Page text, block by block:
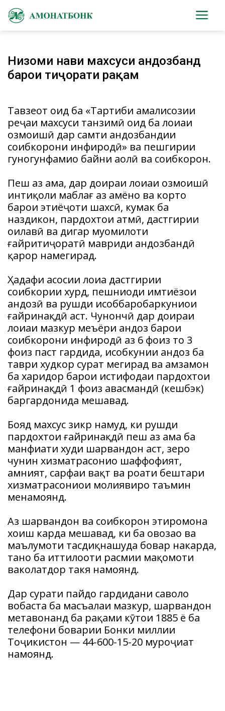
Низоми нави махсуси андозбандӣ
барои тиҷорати рақамӣ
Тавзеҳот оид ба «Тартиби амалисозии
реҷаи махсуси танзимӣ оид ба лоиҳаи
озмоишӣ дар самти андозбандии
соҳибкорони инфиродӣ» ва пешгирии
гуногунфаҳмиҳо байни аҳолӣ ва соҳибкорон.
Пеш аз ҳама, дар доираи лоиҳаи озмоишӣ
интиқоли маблағ аз ҳамёнҳо ва кортҳо
барои эҳтиёҷоти шахсӣ, кумак ба
наздикон, пардохтҳои ҳатмӣ, дастгирии
оилавӣ ва дигар муомилоти
ғайритиҷоратӣ мавриди андозбандӣ
қарор намегирад.
Ҳадафи асосии лоиҳа дастгирии
соҳибкории хурд, пешниҳоди имтиёзҳои
андозӣ ва рушди ҳисоббаробаркуниҳои
ғайринақдӣ аст. Чунончӣ дар доираи
лоиҳаи мазкур меъёри андоз барои
соҳибкорони инфиродӣ аз 6 фоиз то 3
фоиз паст гардида, ҳисобкунии андоз ба
таври худкор сурат мегирад ва ҳамзамон
ба харидор барои истифодаи пардохтҳои
ғайринақдӣ 1 фоиз ҳавасмандӣ (кешбэк)
баргардонида мешавад.
Бояд махсус зикр намуд, ки рушди
пардохтҳои ғайринақдӣ пеш аз ҳама ба
манфиати худи шаҳрвандон аст, зеро
чунин хизматрасониҳо шаффофият,
амният, сарфаи вақт ва роҳати бештари
хизматрасониҳои молиявиро таъмин
менамоянд.
Аз шаҳрвандон ва соҳибкорон эҳтиромона
хоҳиш карда мешавад, ки ба овозаҳо ва
маълумоти тасдиқнашуда бовар накарда,
танҳо ба иттилооти расмии мақомоти
ваколатдор такя намоянд.
Дар сурати пайдо гардидани саволҳо
вобаста ба масъалаи мазкур, шаҳрвандон
метавонанд ба рақами кӯтоҳи 1885 ё ба
телефони боварии Бонки миллии
Тоҷикистон — 44-600-15-20 муроҷиат
намоянд.